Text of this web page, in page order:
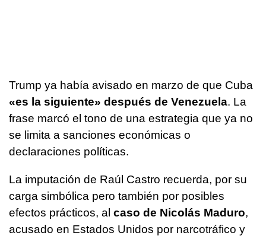
Trump ya había avisado en marzo de que Cuba
«es la siguiente» después de Venezuela. La
frase marcó el tono de una estrategia que ya no
se limita a sanciones económicas o
declaraciones políticas.
La imputación de Raúl Castro recuerda, por su
carga simbólica pero también por posibles
efectos prácticos, al caso de Nicolás Maduro,
acusado en Estados Unidos por narcotráfico y